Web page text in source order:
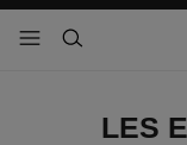
meny - hovednavigasjon
- hovednavigasjon
søk
LES